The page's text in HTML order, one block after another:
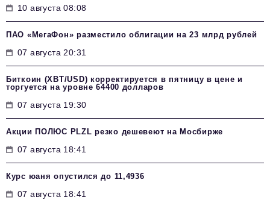
10 августа 08:08
ПАО «МегаФон» разместило облигации на 23 млрд рублей
07 августа 20:31
Биткоин (XBT/USD) корректируется в пятницу в цене и
торгуется на уровне 64400 долларов
07 августа 19:30
Акции ПОЛЮС PLZL резко дешевеют на Мосбирже
07 августа 18:41
Курс юаня опустился до 11,4936
07 августа 18:41